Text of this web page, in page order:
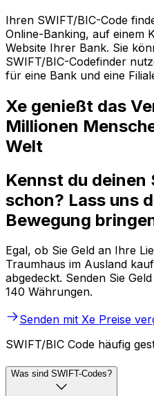
Ihren SWIFT/BIC-Code
Online-Banking, auf einem
Website Ihrer Bank. Sie
SWIFT/BIC-Codefinder
für eine Bank und eine
Xe genießt das
Millionen
Welt
Kennst du deinen
schon? Lass uns
Bewegung
Egal, ob Sie Geld an Ihre
Traumhaus im Ausland
abgedeckt. Senden Sie
140 Währungen.
Senden mit Xe Preise
SWIFT/BIC Code häufig
Was sind SWIFT-Codes?